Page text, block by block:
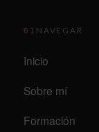
01 NAVEGAR
Inicio
Sobre mí
Formación